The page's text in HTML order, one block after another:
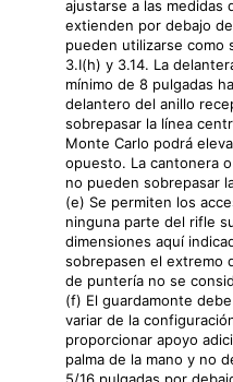
ajustarse a las medidas
extienden por debajo
pueden utilizarse como
3.I(h) y 3.14. La
mínimo de 8 pulgadas
delantero del anillo
sobrepasar la línea
Monte Carlo podrá
opuesto. La cantonera
no pueden sobrepasar
(e) Se permiten los
ninguna parte del rifle
dimensiones aquí
sobrepasen el extremo
de puntería no se
(f) El guardamonte
variar de la
proporcionar apoyo
palma de la mano y no